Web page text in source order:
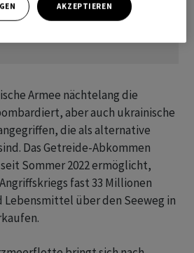
Armee nächtelang die
aber auch ukrainische
die als alternative
Das Getreide-Abkommen
Sommer 2022 ermöglicht,
fast 33 Millionen
Lebensmittel über den Seeweg in
AKZEPTIEREN